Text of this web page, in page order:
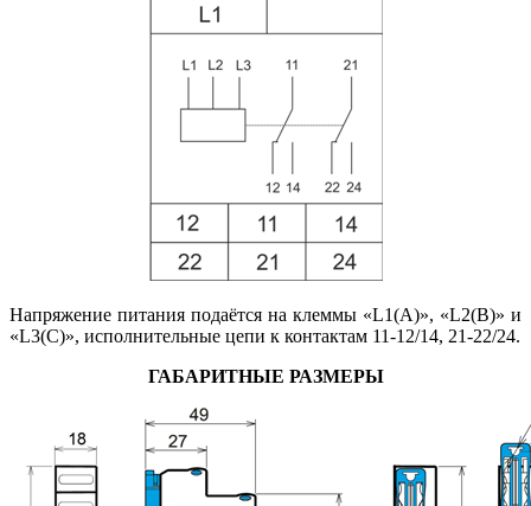
Напряжение питания подаётся на клеммы «L1(A)», «L2(B)» и
«L3(C)», исполнительные цепи к контактам 11-12/14, 21-22/24.
ГАБАРИТНЫЕ РАЗМЕРЫ